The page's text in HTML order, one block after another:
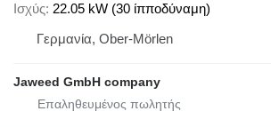
Ισχύς 22.05 kW (30 ίπποδύναμη)
Γερμανία, Ober-Mörlen
Jaweed GmbH company